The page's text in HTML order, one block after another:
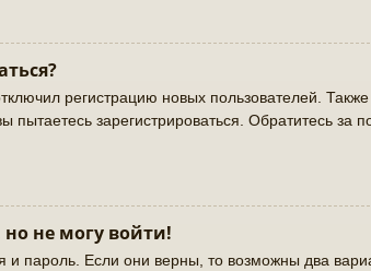
регистрацию новых пользователей.
пытаетесь зарегистрироваться. Обратитесь за
но не могу войти!
и пароль. Если они верны, то возможны два